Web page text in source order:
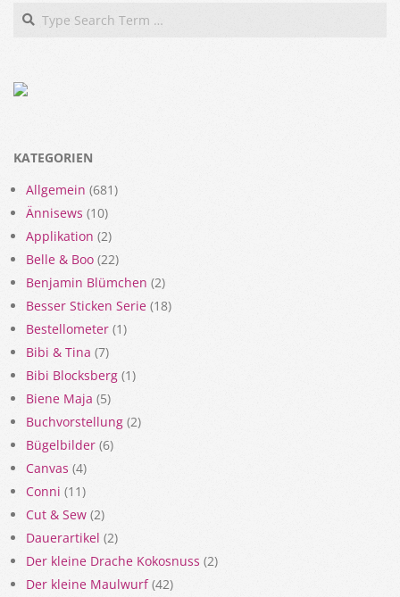
Search
KATEGORIEN
Allgemein (681)
Ännisews (10)
Applikation (2)
Belle & Boo (22)
Benjamin Blümchen (2)
Besser Sticken Serie (18)
Bestellometer (1)
Bibi & Tina (7)
Bibi Blocksberg (1)
Biene Maja (5)
Buchvorstellung (2)
Bügelbilder (6)
Canvas (4)
Conni (11)
Cut & Sew (2)
Dauerartikel (2)
Der kleine Drache Kokosnuss (2)
Der kleine Maulwurf(42)